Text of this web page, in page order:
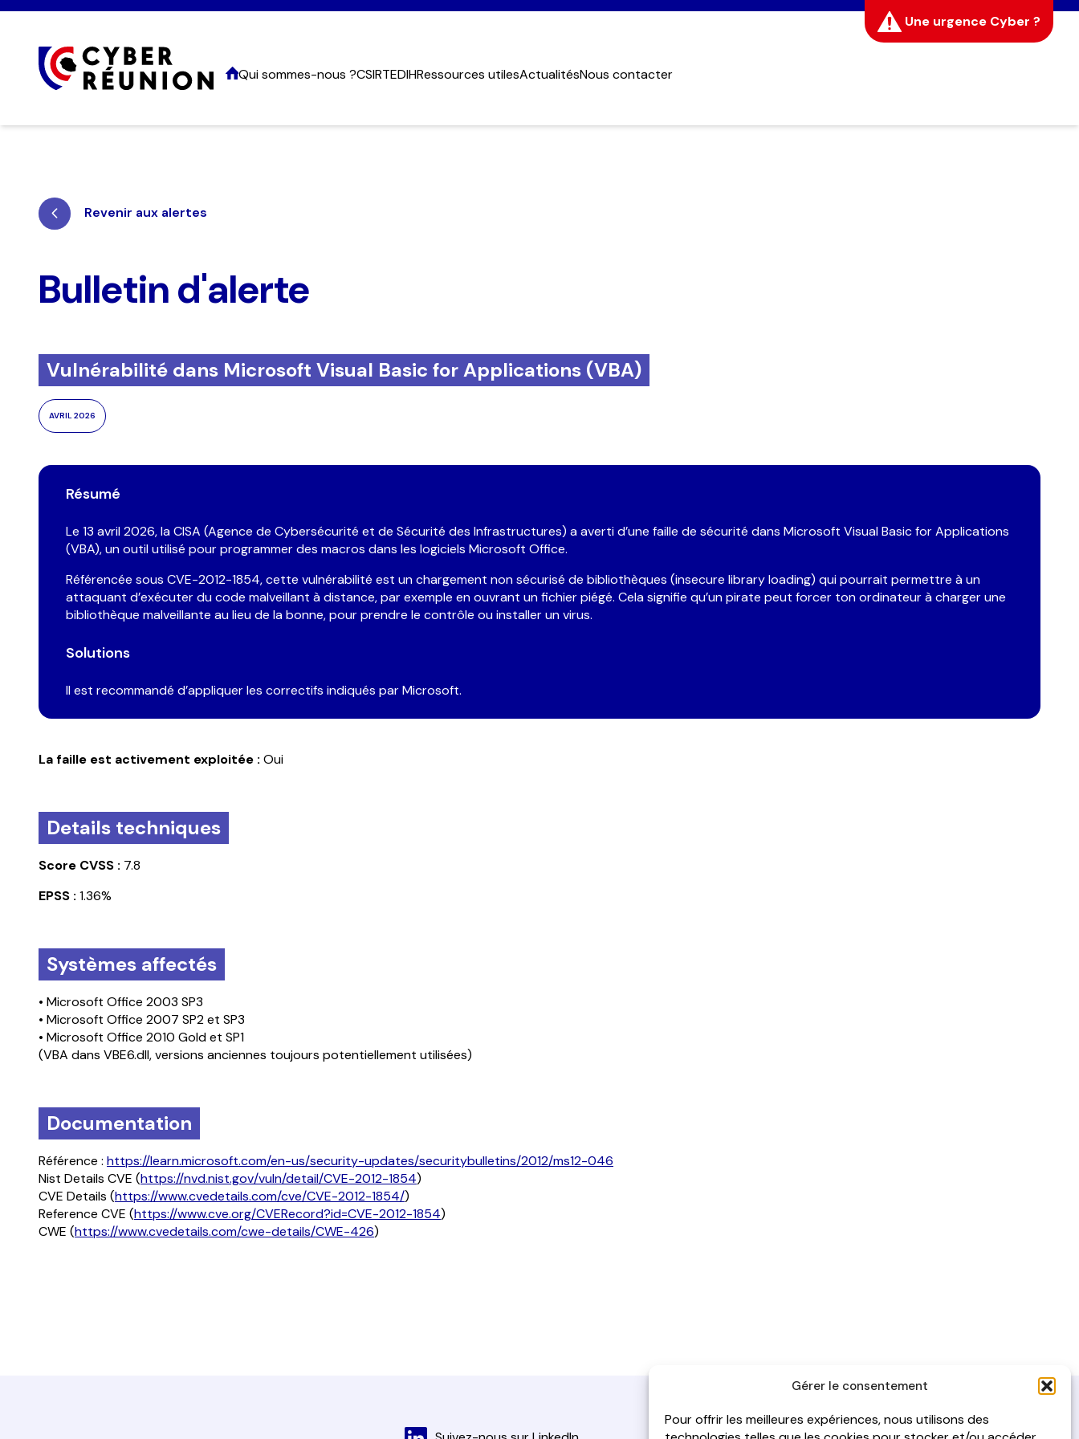
Gérer le consentement
Pour offrir les meilleures expériences, nous utilisons des
Une urgence Cyber ?
Qui sommes-nous ?CSIRTEDIHRessources utilesActualitésNous contacter
Revenir aux alertes
Bulletin d'alerte
Vulnérabilité dans Microsoft Visual Basic for Applications (VBA)
AVRIL 2026
Résumé
Le 13 avril 2026, la CISA (Agence de Cybersécurité et de Sécurité des Infrastructures) a averti d’une faille de sécurité dans Microsoft Visual Basic for Applications
(VBA), un outil utilisé pour programmer des macros dans les logiciels Microsoft Office.
Référencée sous CVE-2012-1854, cette vulnérabilité est un chargement non sécurisé de bibliothèques (insecure library loading) qui pourrait permettre à un
attaquant d’exécuter du code malveillant à distance, par exemple en ouvrant un fichier piégé. Cela signifie qu’un pirate peut forcer ton ordinateur à charger une
bibliothèque malveillante au lieu de la bonne, pour prendre le contrôle ou installer un virus.
Solutions
Il est recommandé d’appliquer les correctifs indiqués par Microsoft.
La faille est activement exploitée : Oui
Details techniques
Score CVSS : 7.8
EPSS : 1.36%
Systèmes affectés
• Microsoft Office 2003 SP3
• Microsoft Office 2007 SP2 et SP3
• Microsoft Office 2010 Gold et SP1
(VBA dans VBE6.dll, versions anciennes toujours potentiellement utilisées)
Documentation
Référence : https://learn.microsoft.com/en-us/security-updates/securitybulletins/2012/ms12-046
Nist Details CVE (https://nvd.nist.gov/vuln/detail/CVE-2012-1854)
CVE Details (https://www.cvedetails.com/cve/CVE-2012-1854/)
Reference CVE (https://www.cve.org/CVERecord?id=CVE-2012-1854)
CWE (https://www.cvedetails.com/cwe-details/CWE-426)
État de l’activité*
CaptchaVérification Anti-Robot
FriendlyCaptcha ⇗